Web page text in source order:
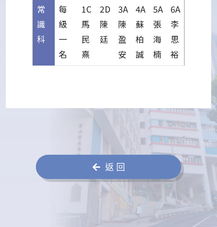
常
識
科
每
級
一
名
1C
馬
民
熹
2D
陳
廷
3A
陳
盈
安
4A
蘇
柏
誠
5A
張
海
楠
6A
李
思
裕
返 回